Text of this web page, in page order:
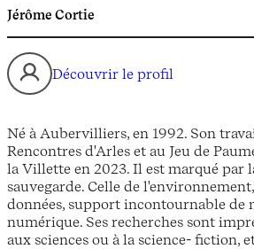
Jérôme Cortie
Découvrir le profil
Né à Aubervilliers, en 1992. Son
Rencontres d'Arles et au Jeu de
la Villette en 2023. Il est marqué par
sauvegarde. Celle de
données, support incontournable de
numérique. Ses recherches sont
aux sciences ou à la science- fiction,